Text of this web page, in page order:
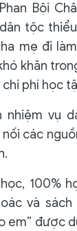
Bội
tộc
mẹ đi
khăn
phí học
nhiệm vụ
các
100%
và sách
em” được